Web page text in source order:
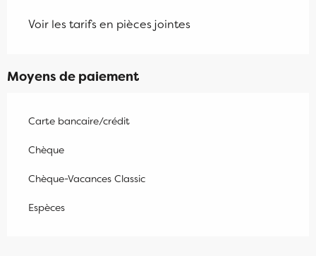
Voir les tarifs en pièces jointes
Moyens de paiement
Carte bancaire/crédit
Chèque
Chèque-Vacances Classic
Espèces